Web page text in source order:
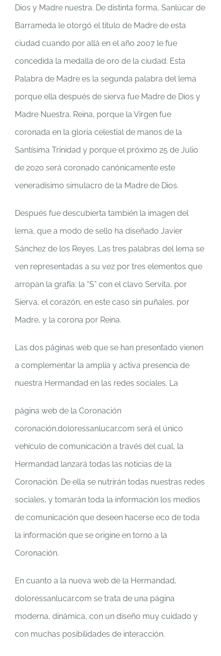
Dios y Madre nuestra. De distinta forma, Sanlúcar de
Barrameda le otorgó el titulo de Madre de esta
ciudad cuando por allá en el año 2007 le fue
concedida la medalla de oro de la ciudad. Esta
Palabra de Madre es la segunda palabra del lema
porque ella después de sierva fue Madre de Dios y
Madre Nuestra. Reina, porque la Virgen fue
coronada en la gloria celestial de manos de la
Santísima Trinidad y porque el próximo 25 de Julio
de 2020 será coronado canónicamente este
veneradísimo simulacro de la Madre de Dios.
Después fue descubierta también la imagen del
lema, que a modo de sello ha diseñado Javier
Sánchez de los Reyes. Las tres palabras del lema se
ven representadas a su vez por tres elementos que
arropan la grafía: la “S” con el clavo Servita, por
Sierva, el corazón, en este caso sin puñales, por
Madre, y la corona por Reina.
Las dos páginas web que se han presentado vienen
a complementar la amplia y activa presencia de
nuestra Hermandad en las redes sociales. La
página web de la Coronación
coronación.doloressanlucar.com será el único
vehículo de comunicación a través del cual, la
Hermandad lanzará todas las noticias de la
Coronación. De ella se nutrirán todas nuestras redes
sociales, y tomarán toda la información los medios
de comunicación que deseen hacerse eco de toda
la información que se origine en torno a la
Coronación.
En cuanto a la nueva web de la Hermandad,
doloressanlucar.com se trata de una página
moderna, dinámica, con un diseño muy cuidado y
con muchas posibilidades de interacción.